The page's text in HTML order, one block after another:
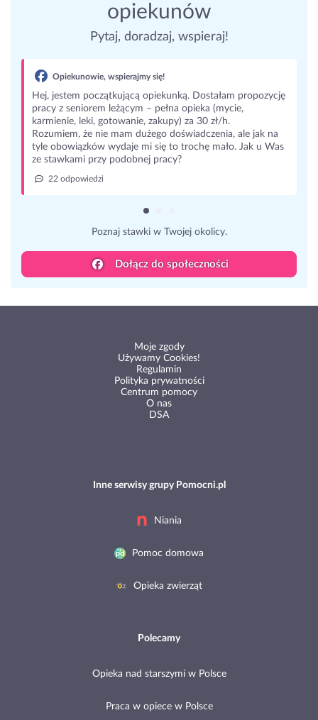
opiekunów
Pytaj, doradzaj, wspieraj!
Opiekunowie, wspierajmy się!
Hej, jestem początkującą opiekunką. Dostałam propozycję
pracy z seniorem leżącym – pełna opieka (mycie,
karmienie, leki, gotowanie, zakupy) za 30 zł/h.
Rozumiem, że nie mam dużego doświadczenia, ale jak na
tyle obowiązków wydaje mi się to trochę mało. Jak u Was
ze stawkami przy podobnej pracy?
22 odpowiedzi
Poznaj stawki w Twojej okolicy.
Dołącz do społeczności
Moje zgody
Używamy Cookies!
Regulamin
Polityka prywatności
Centrum pomocy
O nas
DSA
Inne serwisy grupy Pomocni.pl
Niania
Pomoc domowa
Opieka zwierząt
Polecamy
Opieka nad starszymi w Polsce
Praca w opiece w Polsce